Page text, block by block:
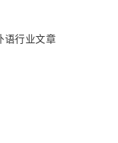
语行业文章